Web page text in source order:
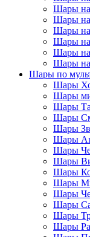
Шары на
Шары на
Шары
Шары
Шары на
Шары на
Шары по
Шары
Шары
Шары
Шары
Шары
Шары
Шары
Шары
Шары
Шары
Шары
Шары
Шары
Шары